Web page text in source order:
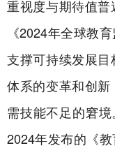
重视度与期待值
《2024年全球教
支撑可持续发展
体系的变革和创
需技能不足的窘境
2024年发布的《